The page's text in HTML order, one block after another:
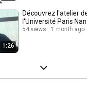
1:26
Découvrez l'atelier
l'Université Paris
54 views 1 month ago